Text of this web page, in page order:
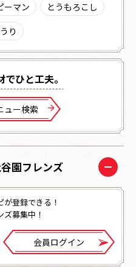
ーマン
とうもろこし
り
ひと⼯夫。
ュー検索
園フレンズ
登録できる！
募集中！
会員ログイン